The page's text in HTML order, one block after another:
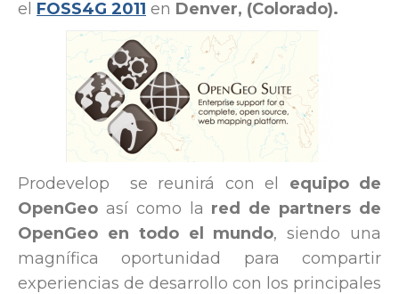
el FOSS4G 2011 en Denver, (Colorado).
Prodevelop se reunirá con el equipo de
OpenGeo así como la red de partners de
OpenGeo en todo el mundo, siendo una
magnífica oportunidad para compartir
experiencias de desarrollo con los principales